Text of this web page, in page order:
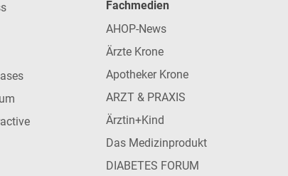
Fachmedien
AHOP-News
Ärzte Krone
Apotheker Krone
ARZT & PRAXIS
Ärztin+Kind
Das Medizinprodukt
DIABETES FORUM